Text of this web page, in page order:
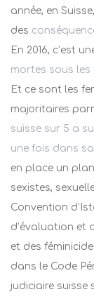
année, en
des
En 2016, c’est
mortes sous les
Et ce sont les
majoritaires
suisse sur 5 a
une fois dans sa
en place un
sexistes,
Convention
d’évaluation et
et des
dans le Code
judiciaire suisse